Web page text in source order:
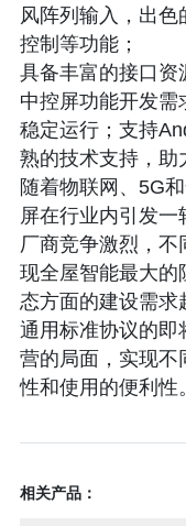
风阵列输入，出
控制等功能；
具备丰富的接口资
中控屏功能开发
稳定运行；支持
熟的技术支持，助
随着物联网、5G
屏在行业内引发
厂商竞争激烈，
现全屋智能最大的
态方面的建设需
通用标准协议的即
营的局面，实现不
性和使用的便利性。
相关产品：